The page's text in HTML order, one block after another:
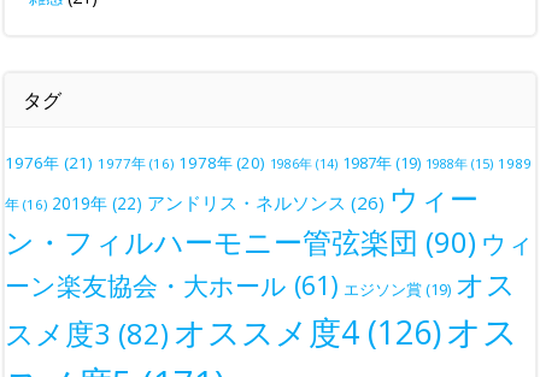
タグ
1976年 (21) 1977年 (16) 1978年(20) 1986年 (14) 1987年(19) 1988年 (15) 1989
年 (16) 2019年 (22) アンドリス・ネルソンス (26) ウィー
ン・フィルハーモニー管弦楽団 (90) ウィ
ーン楽友協会・大ホール (61) エジソン賞(19) オス
スメ度3 (82) オススメ度4 (126)オス